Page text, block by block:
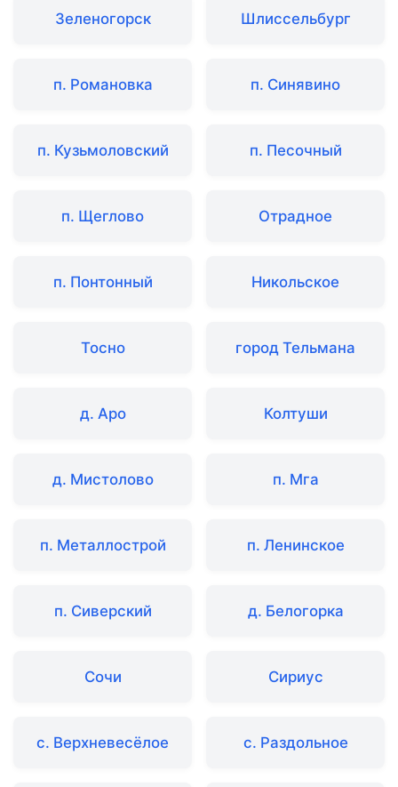
Зеленогорск Шлиссельбург
п. Романовка п. Синявино
п. Кузьмоловский п. Песочный
п. Щеглово Отрадное
п. Понтонный Никольское
Тосно город Тельмана
д. Аро Колтуши
д. Мистолово п. Мга
п. Металлострой п. Ленинское
п. Сиверский д. Белогорка
Сочи Сириус
с. Верхневесёлое с. Раздольное